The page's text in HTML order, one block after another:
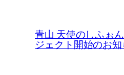
青山 天使のしふぉ
ジェクト開始のお